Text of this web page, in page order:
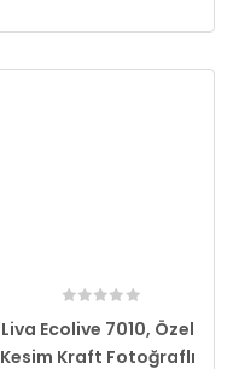
Liva Ecolive 7010, Özel
Kesim Kraft Fotoğraflı